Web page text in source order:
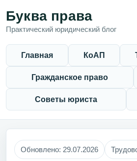
Буква права
Практический юридический блог
Главная КоАП
Гражданское право
Советы юриста
Обновлено: 29.07.2026